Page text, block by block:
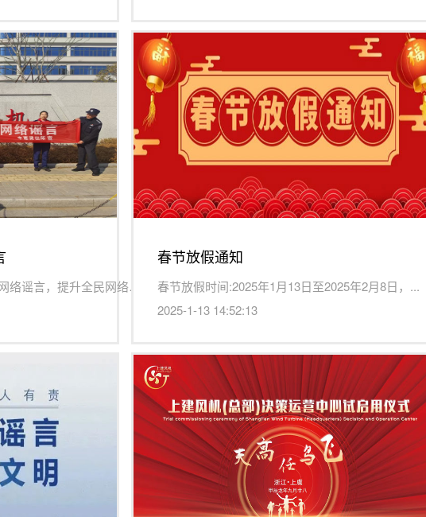
为有效净化网络环境，依法打击网络谣言，提升全民网络安全意...
春节放假通知
春节放假时间:2025年1月13日至2025年2月8日，...
2025-1-13 14:52:13